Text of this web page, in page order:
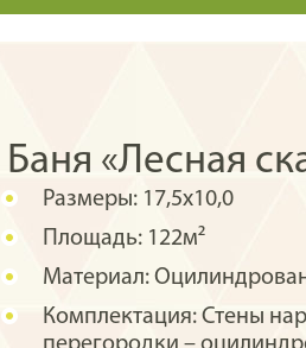
Баня «Лесная
Размеры: 17,5х10,0
Площадь: 122м²
Материал:
Комплектация: Стены